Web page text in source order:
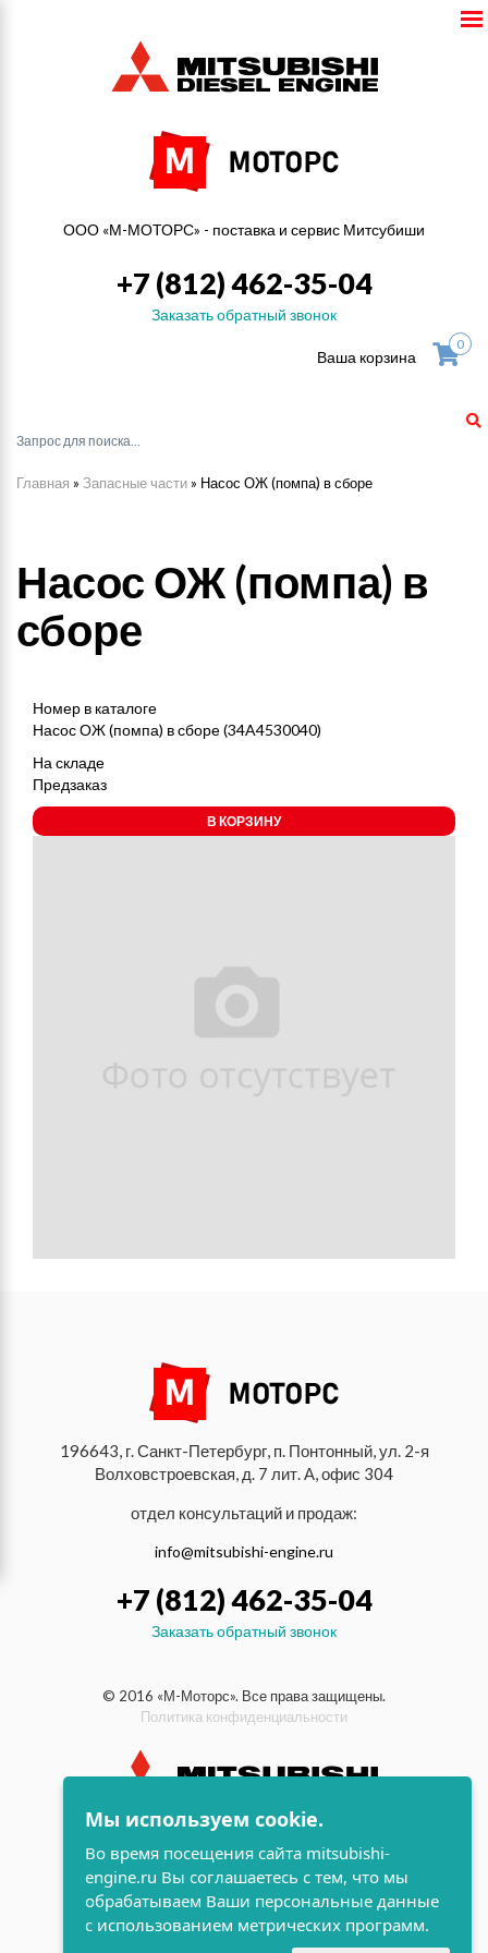
ООО «М-МОТОРС» - поставка и сервис Митсубиши
+7 (812) 462-35-04
Заказать обратный звонок
Ваша корзина
0
Главная » Запасные части » Насос ОЖ (помпа) в сборе
Насос ОЖ (помпа) в
сборе
Номер в каталоге
Насос ОЖ (помпа) в сборе (34A4530040)
На складе
Предзаказ
В КОРЗИНУ
196643, г. Санкт-Петербург, п. Понтонный, ул. 2-я
Волховстроевская, д. 7 лит. А, офис 304
отдел консультаций и продаж:
info@mitsubishi-engine.ru
+7 (812) 462-35-04
Заказать обратный звонок
© 2016 «М-Моторс». Все права защищены.
Политика конфиденциальности
индустриальные и морские
дизельные двигатели Mitsubishi
разработка сайта
Мы используем cookie.
Во время посещения сайта mitsubishi-
engine.ru Вы соглашаетесь с тем, что мы
обрабатываем Ваши персональные данные
с использованием метрических программ.